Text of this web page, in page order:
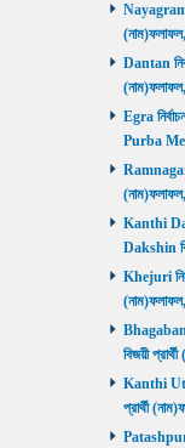
Nayagram
Dantan
Egra
Purba
Ramnagar
Kanthi
Dakshin
Khejuri
বিজয়ী
Kanthi
প্রার্থী
Patashpur